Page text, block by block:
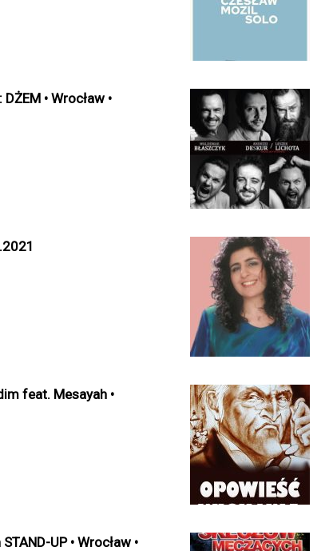
• Wrocław •
feat. Mesayah •
UP • Wrocław •